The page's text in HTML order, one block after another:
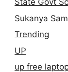
State Govt
Sukanya
Trending
UP
up free